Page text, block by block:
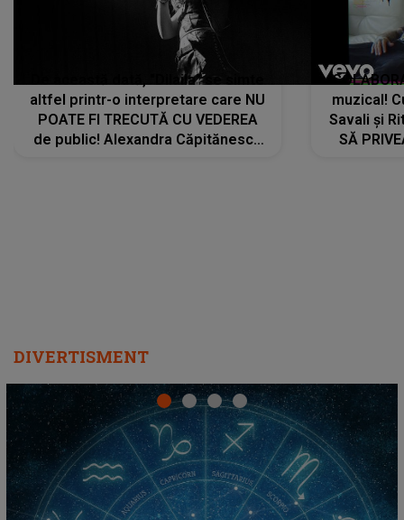
De această dată, "Dilaila" se simte
altfel printr-o interpretare care NU
POATE FI TRECUTĂ CU VEDEREA
de public! Alexandra Căpitănescu
muzical!
Savali și
SĂ
DIVERTISMENT